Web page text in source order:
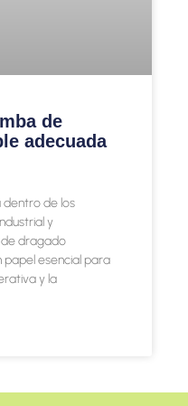
de
adecuada
dentro de los
y
dragado
papel esencial para
y la